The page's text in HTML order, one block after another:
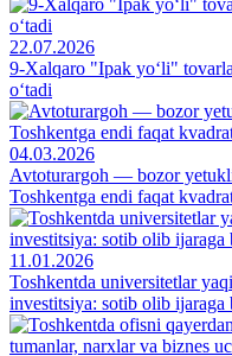
22.07.2026
9-Xalqaro "Ipak yo‘li"
o‘tadi
04.03.2026
Avtoturargoh — bozor
Toshkentga endi faqat
11.01.2026
Toshkentda universitetlar
investitsiya: sotib olib ijaraga